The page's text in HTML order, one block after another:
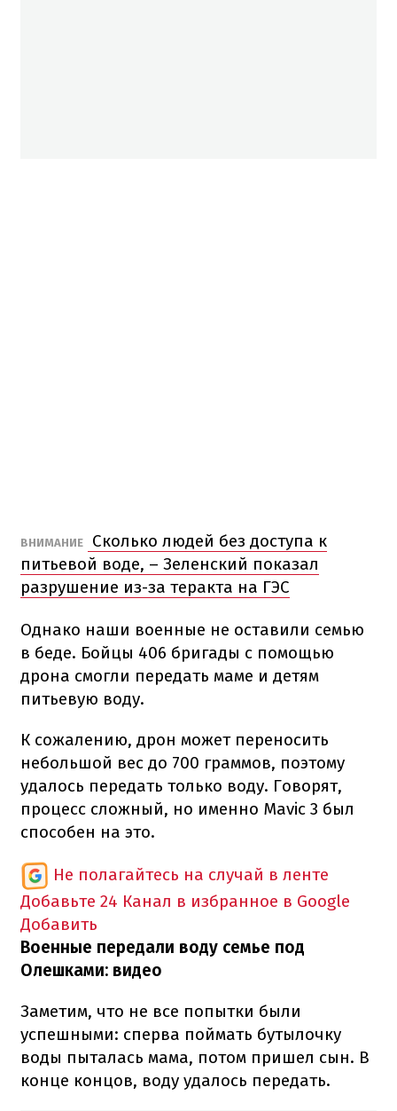
ВНИМАНИЕ
Сколько людей без доступа к
питьевой воде, – Зеленский показал
разрушение из-за теракта на ГЭС
Однако наши военные не оставили семью
в беде. Бойцы 406 бригады с помощью
дрона смогли передать маме и детям
питьевую воду.
К сожалению, дрон может переносить
небольшой вес до 700 граммов, поэтому
удалось передать только воду. Говорят,
процесс сложный, но именно Mavic 3 был
способен на это.
Не полагайтесь на случай в ленте
Добавьте 24 Канал в избранное в Google
Добавить
Военные передали воду семье под
Олешками: видео
Заметим, что не все попытки были
успешными: сперва поймать бутылочку
воды пыталась мама, потом пришел сын. В
конце концов, воду удалось передать.